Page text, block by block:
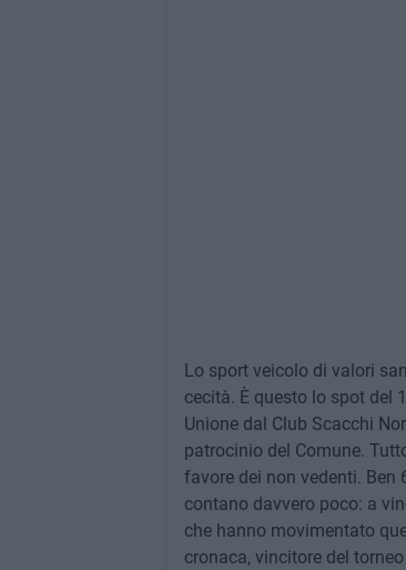
Lo sport veicolo di valori
cecità. È questo lo spot del
Unione dal Club Scacchi
patrocinio del Comune.
favore dei non vedenti.
contano davvero poco: a
che hanno movimentato
cronaca, vincitore del